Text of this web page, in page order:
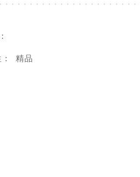
精品